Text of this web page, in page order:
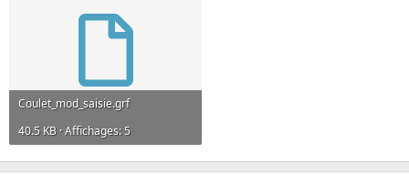
Coulet_mod_saisie.grf
40.5 KB · Affichages: 5